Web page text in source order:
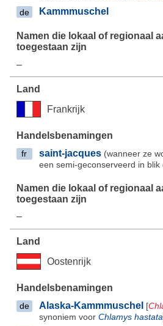
de
Kammmuschel
–
Frankrijk
fr saint-jacques(wanneer ze
een semi-geconserveerd in
–
Oostenrijk
de Alaska-Kammmuschel [
synoniem voor Chlamys hastata